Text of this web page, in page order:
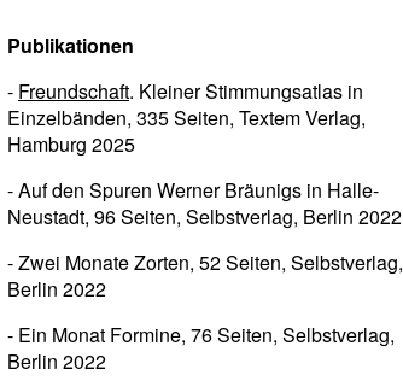
Publikationen
- Freundschaft. Kleiner Stimmungsatlas in
Einzelbänden, 335 Seiten, Textem Verlag,
Hamburg 2025
- Auf den Spuren Werner Bräunigs in Halle-
Neustadt, 96 Seiten, Selbstverlag, Berlin 2022
- Zwei Monate Zorten, 52 Seiten, Selbstverlag,
Berlin 2022
- Ein Monat Formine, 76 Seiten, Selbstverlag,
Berlin 2022